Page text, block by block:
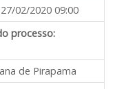
27/02/2020 09:00
processo:
de Pirapama